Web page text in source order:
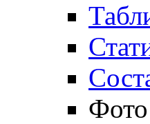
Фото